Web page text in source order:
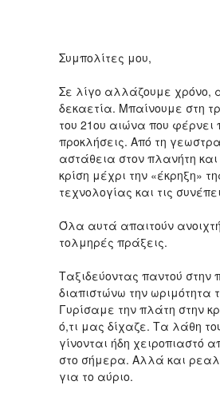
Συμπολίτες μου,
Σε λίγο αλλάζουμε χρόνο,
δεκαετία. Μπαίνουμε στη
του 21ου αιώνα που
προκλήσεις. Από τη
αστάθεια στον πλανήτη και
κρίση μέχρι την «έκρηξη»
τεχνολογίας και τις
Όλα αυτά απαιτούν
τολμηρές πράξεις.
Ταξιδεύοντας παντού στην
διαπιστώνω την ωριμότητα
Γυρίσαμε την πλάτη στην
ό,τι μας δίχαζε. Τα λάθη
γίνονται ήδη χειροπιαστό
στο σήμερα. Αλλά και
για το αύριο.